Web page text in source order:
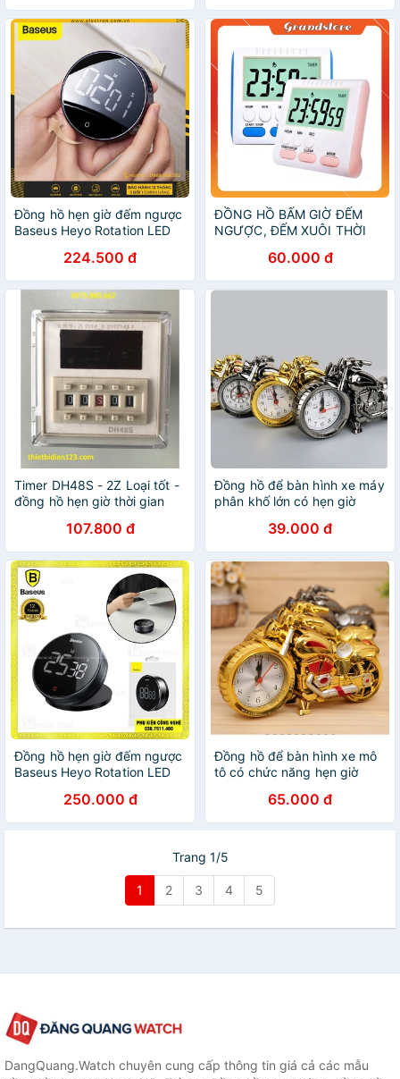
Đồng hồ hẹn giờ đếm ngược
Baseus Heyo Rotation LED
224.500 đ
ĐỒNG HỒ BẤM GIỜ ĐẾM
NGƯỢC, ĐẾM XUÔI THỜI
XEM GIỜ ĐỂ BÀN MINI
NHIỀU MÀU MÀN HÌNH LCD
60.000 đ
Timer DH48S - 2Z Loại tốt -
đồng hồ hẹn giờ thời gian
107.800 đ
Đồng hồ để bàn hình xe máy
phân khố lớn có hẹn giờ
39.000 đ
Đồng hồ hẹn giờ đếm ngược
Baseus Heyo Rotation LED
250.000 đ
Đồng hồ để bàn hình xe mô
tô có chức năng hẹn giờ
65.000 đ
Trang 1/5
1 2 3 4 5
DangQuang.Watch chuyên cung cấp thông tin giá cả các mẫu